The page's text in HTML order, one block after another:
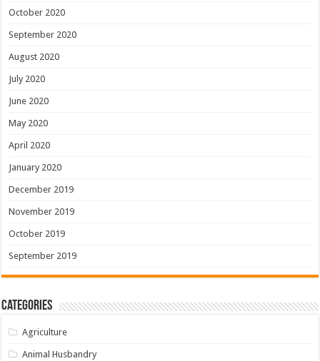
October 2020
September 2020
August 2020
July 2020
June 2020
May 2020
April 2020
January 2020
December 2019
November 2019
October 2019
September 2019
Categories
Agriculture
Animal Husbandry